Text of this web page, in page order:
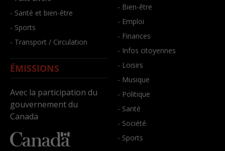
- Santé et bien-être
- Sports
- Transport / Circulation
ÉMISSIONS
Avec la participation du
gouvernement du
Canada
- Bien-être
- Emploi
- Finances
- Infos citoyennes
- Loisirs
- Musique
- Politique
- Santé
- Société
- Sports